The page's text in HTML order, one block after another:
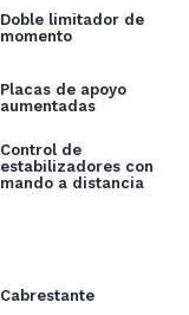
Doble limitador de
momento
Placas de apoyo
aumentadas
Control de
estabilizadores con
mando a distancia
Cabrestante